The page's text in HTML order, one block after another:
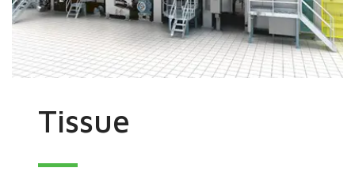
Tissue